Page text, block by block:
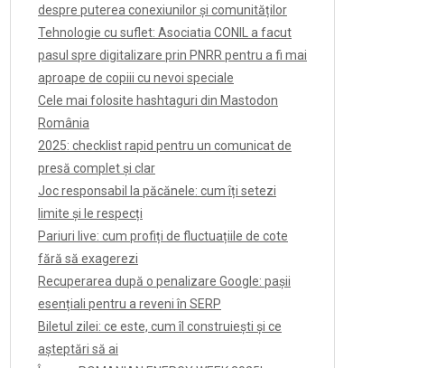
despre puterea conexiunilor și comunităților
Tehnologie cu suflet: Asociatia CONIL a facut
pasul spre digitalizare prin PNRR pentru a fi mai
aproape de copiii cu nevoi speciale
Cele mai folosite hashtaguri din Mastodon
România
2025: checklist rapid pentru un comunicat de
presă complet și clar
Joc responsabil la păcănele: cum îți setezi
limite și le respecți
Pariuri live: cum profiți de fluctuațiile de cote
fără să exagerezi
Recuperarea după o penalizare Google: pașii
esențiali pentru a reveni în SERP
Biletul zilei: ce este, cum îl construiești și ce
așteptări să ai